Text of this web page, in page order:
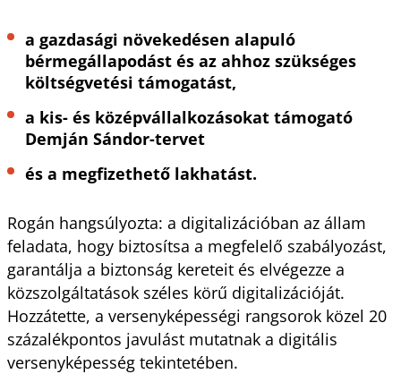
a gazdasági növekedésen alapuló
bérmegállapodást és az ahhoz szükséges
költségvetési támogatást,
a kis- és középvállalkozásokat támogató
Demján Sándor-tervet
és a megfizethető lakhatást.
Rogán hangsúlyozta: a digitalizációban az állam
feladata, hogy biztosítsa a megfelelő szabályozást,
garantálja a biztonság kereteit és elvégezze a
közszolgáltatások széles körű digitalizációját.
Hozzátette, a versenyképességi rangsorok közel 20
százalékpontos javulást mutatnak a digitális
versenyképesség tekintetében.